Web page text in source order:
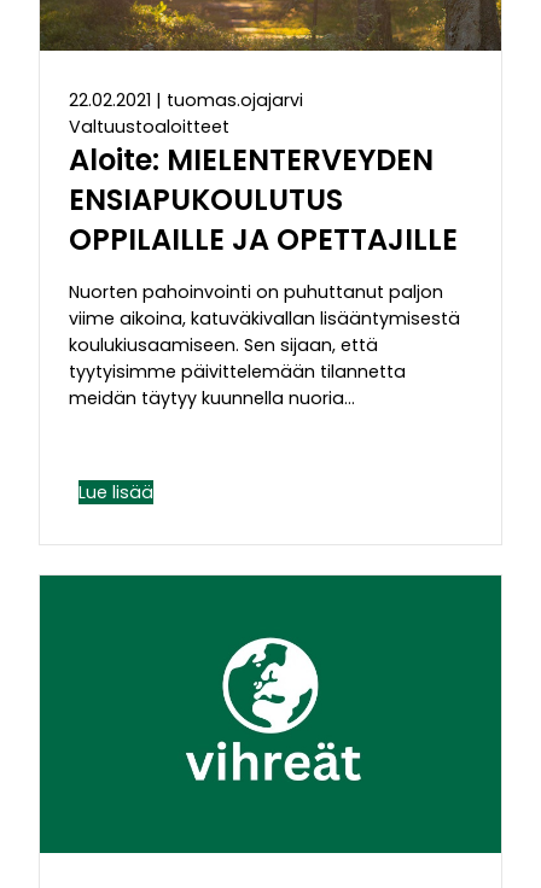
22.02.2021 | tuomas.ojajarvi
Valtuustoaloitteet
Aloite: MIELENTERVEYDEN
ENSIAPUKOULUTUS
OPPILAILLE JA OPETTAJILLE
Nuorten pahoinvointi on puhuttanut paljon
viime aikoina, katuväkivallan lisääntymisestä
koulukiusaamiseen. Sen sijaan, että
tyytyisimme päivittelemään tilannetta
meidän täytyy kuunnella nuoria…
Lue lisää